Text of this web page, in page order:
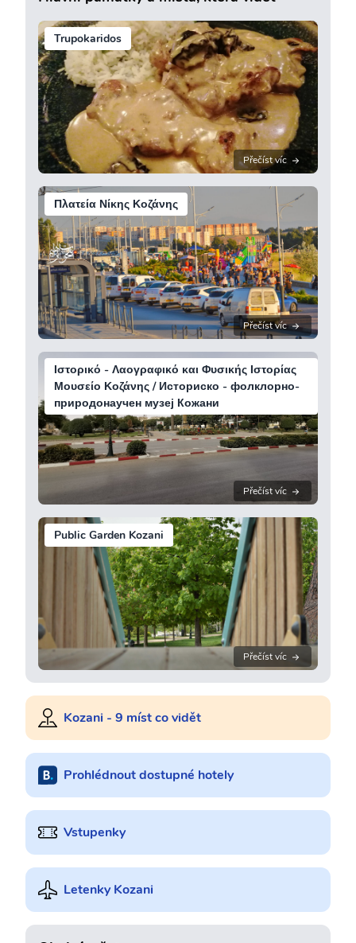
Trupokaridos
Přečíst víc
Πλατεία Νίκης Κοζάνης
Přečíst víc
Ιστορικό - Λαογραφικό και Φυσικής Ιστορίας
Μουσείο Κοζάνης / Историско - фолклорно-
природонаучен музеј Кожани
Přečíst víc
Public Garden Kozani
Přečíst víc
Kozani - 9 míst co vidět
Prohlédnout dostupné hotely
Vstupenky
Letenky Kozani